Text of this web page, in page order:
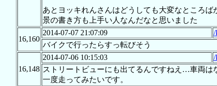
あとヨッキれんさんはどうしても大変なところ
景の書き方も上手い人なんだなと思いました
16,160
2014-07-07 21:07:09
/
バイクで行ったらすっ転びそう
16,148
2014-07-06 10:15:03
/
ストリートビューにも出てるんですねえ…車両は
一度走ってみたいです。